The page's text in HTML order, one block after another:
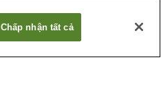
Chấp nhận tất cả